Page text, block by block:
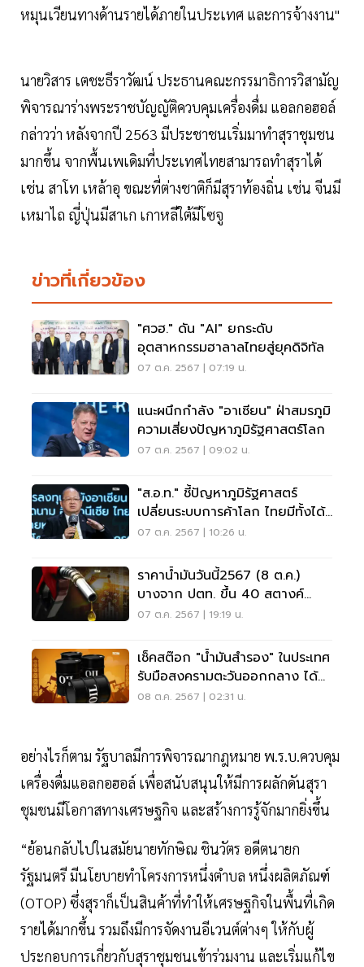
หมุนเวียนทางด้านรายได้ภายในประเทศ และการจ้างงาน"
นายวิสาร เตชะธีราวัฒน์ ประธานคณะกรรมาธิการวิสามัญ
พิจารณาร่างพระราชบัญญัติควบคุมเครื่องดื่ม แอลกอฮอล์
กล่าวว่า หลังจากปี 2563 มีประชาชนเริ่มมาทำสุราชุมชน
มากขึ้น จากพื้นเพเดิมที่ประเทศไทยสามารถทำสุราได้
เช่น สาโท เหล้าอุ ขณะที่ต่างชาติก็มีสุราท้องถิ่น เช่น จีนมี
เหมาไถ ญี่ปุ่นมีสาเก เกาหลีใต้มีโซจู
ข่าวที่เกี่ยวข้อง
"ศวฮ." ดัน "AI" ยกระดับ
อุตสาหกรรมฮาลาลไทยสู่ยุคดิจิทัล
07 ต.ค. 2567 | 07:19 น.
แนะผนึกกำลัง "อาเซียน" ฝ่าสมรภูมิ
ความเสี่ยงปัญหาภูมิรัฐศาสตร์โลก
07 ต.ค. 2567 | 09:02 น.
"ส.อ.ท." ชี้ปัญหาภูมิรัฐศาสตร์
เปลี่ยนระบบการค้าโลก ไทยมีทั้งได้
และเสีย
07 ต.ค. 2567 | 10:26 น.
ราคาน้ำมันวันนี้2567 (8 ต.ค.)
บางจาก ปตท. ขึ้น 40 สตางค์
อัปเดตราคาล่าสุด
07 ต.ค. 2567 | 19:19 น.
เช็คสต๊อก "น้ำมันสำรอง" ในประเทศ
รับมือสงครามตะวันออกกลาง ได้กี่
วัน
08 ต.ค. 2567 | 02:31 น.
อย่างไรก็ตาม รัฐบาลมีการพิจารณากฎหมาย พ.ร.บ.ควบคุม
เครื่องดื่มแอลกอฮอล์ เพื่อสนับสนุนให้มีการผลักดันสุรา
ชุมชนมีโอกาสทางเศรษฐกิจ และสร้างการรู้จักมากยิ่งขึ้น
“ย้อนกลับไปในสมัยนายทักษิณ ชินวัตร อดีตนายก
รัฐมนตรี มีนโยบายทำโครงการหนึ่งตำบล หนึ่งผลิตภัณฑ์
(OTOP) ซึ่งสุราก็เป็นสินค้าที่ทำให้เศรษฐกิจในพื้นที่เกิด
รายได้มากขึ้น รวมถึงมีการจัดงานอีเวนต์ต่างๆ ให้กับผู้
ประกอบการเกี่ยวกับสุราชุมชนเข้าร่วมงาน และเริ่มแก้ไข